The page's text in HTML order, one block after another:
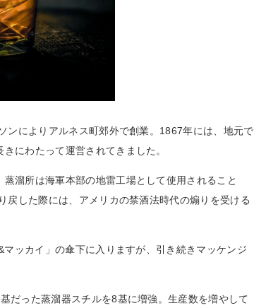
ンによりアルネス町郊外で創業。1867年には、地元で
にわたって運営されてきました。
溜所は海軍本部の地雷工場として使用されること
した際には、アメリカの禁酒法時代の煽りを受ける
ッカイ」の傘下に入りますが、引き続きマッケンジ
だった蒸溜器スチルを8基に増強。生産数を増やして